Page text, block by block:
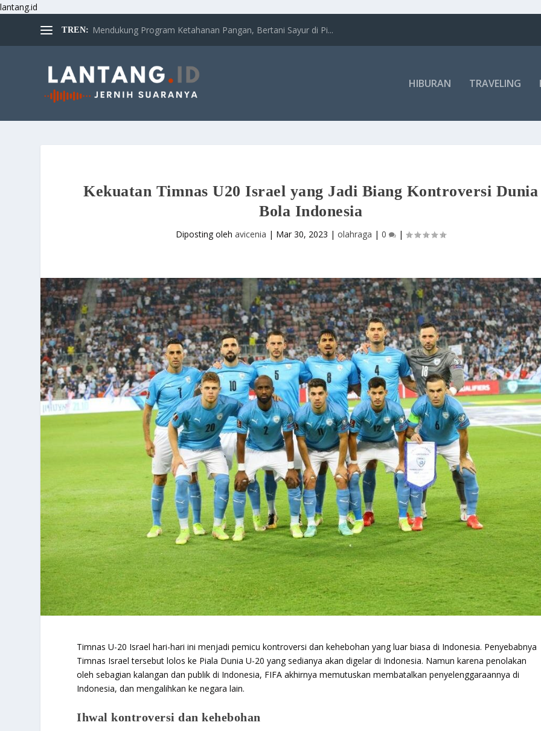
lantang.id
TREN: Mendukung Program Ketahanan Pangan, Bertani Sayur di Pi...
HIBURAN TRAVELING
Kekuatan Timnas U20 Israel yang Jadi Biang Kontroversi Dunia
Bola Indonesia
Diposting olehavicenia | Mar 30, 2023 |olahraga |0 |
Timnas U-20 Israel hari-hari ini menjadi pemicu kontroversi dan kehebohan yang luar biasa di Indonesia. Penyebabnya
Timnas Israel tersebut lolos ke Piala Dunia U-20 yang sedianya akan digelar di Indonesia. Namun karena penolakan
oleh sebagian kalangan dan publik di Indonesia, FIFA akhirnya memutuskan membatalkan penyelenggaraannya di
Indonesia, dan mengalihkan ke negara lain.
Ihwal kontroversi dan kehebohan